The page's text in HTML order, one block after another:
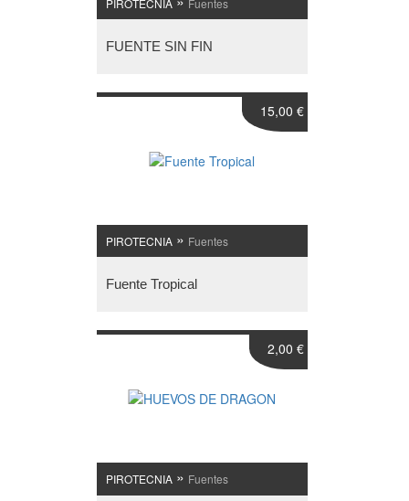
FUENTE SIN FIN
PIROTECNIA» Fuentes
Fuente Tropical
15,00 €
PIROTECNIA» Fuentes
2,00 €